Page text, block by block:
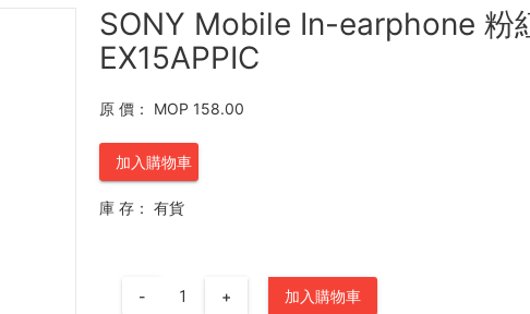
SONY Mobile In-earphone 粉
EX15APPIC
原 價： MOP 158.00
加入購物車
庫 存： 有貨
- + 加入購物車